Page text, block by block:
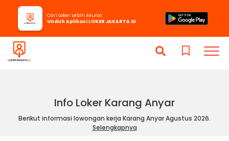
Info Loker Karang Anyar
Berikut informasi lowongan kerja Karang Anyar Agustus 2026.
Selengkapnya
Cari Loker Lebih Akurat
Unduh Aplikasi LOKER JAKARTA ID